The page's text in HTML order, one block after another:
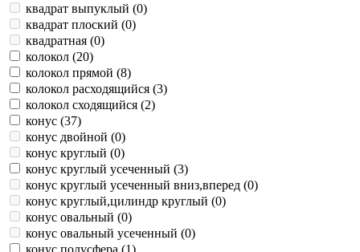
квадрат выпуклый (0)
квадрат плоский (0)
квадратная (0)
колокол (20)
колокол прямой (8)
колокол расходящийся (3)
колокол сходящийся (2)
конус (37)
конус двойной (0)
конус круглый (0)
конус круглый усеченный (3)
конус круглый усеченный вниз,вперед (0)
конус круглый,цилиндр круглый (0)
конус овальный (0)
конус овальный усеченный (0)
конус,полусфера (1)